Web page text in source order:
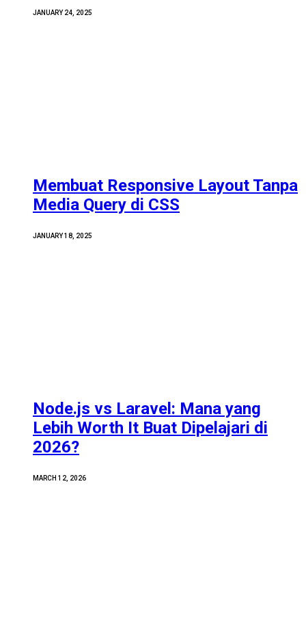
JANUARY 24, 2025
Membuat Responsive Layout Tanpa
Media Query di CSS
JANUARY 18, 2025
Node.js vs Laravel: Mana yang
Lebih Worth It Buat Dipelajari di
2026?
MARCH 12, 2026